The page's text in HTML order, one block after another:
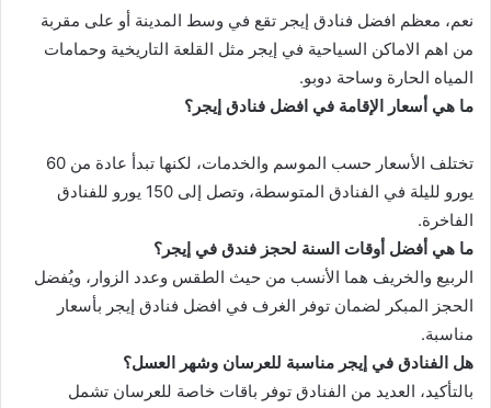
نعم، معظم افضل فنادق إيجر تقع في وسط المدينة أو على مقربة
من اهم الاماكن السياحية في إيجر مثل القلعة التاريخية وحمامات
المياه الحارة وساحة دوبو.
ما هي أسعار الإقامة في افضل فنادق إيجر؟
تختلف الأسعار حسب الموسم والخدمات، لكنها تبدأ عادة من 60
يورو لليلة في الفنادق المتوسطة، وتصل إلى 150 يورو للفنادق
الفاخرة.
ما هي أفضل أوقات السنة لحجز فندق في إيجر؟
الربيع والخريف هما الأنسب من حيث الطقس وعدد الزوار، ويُفضل
الحجز المبكر لضمان توفر الغرف في افضل فنادق إيجر بأسعار
مناسبة.
هل الفنادق في إيجر مناسبة للعرسان وشهر العسل؟
بالتأكيد، العديد من الفنادق توفر باقات خاصة للعرسان تشمل